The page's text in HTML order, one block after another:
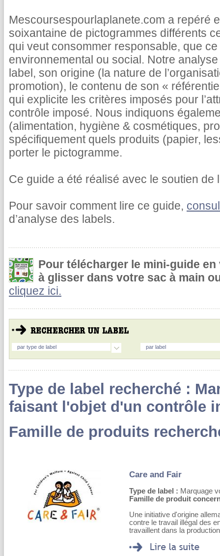
Mescoursespourlaplanete.com a repéré
soixantaine de pictogrammes différents
qui veut consommer responsable, que ce
environnemental ou social. Notre
label, son origine (la nature de
promotion), le contenu de son «
qui explicite les critères imposés pour
contrôle imposé. Nous indiquons
(alimentation, hygiène & cosmétiques,
spécifiquement quels produits (papier,
porter le pictogramme.
Ce guide a été réalisé avec le soutien de
Pour savoir comment lire ce guide,
d’analyse des labels.
Pour télécharger le mini-guide
à glisser dans votre sac à main
cliquez ici.
par type de label par label
Type de label recherché :
faisant l'objet d'un contrôle
Famille de produits
Care and Fair
Type de label : Marquage
Famille de produit
Une initiative d'origine
contre le travail illégal des
travaillent dans la